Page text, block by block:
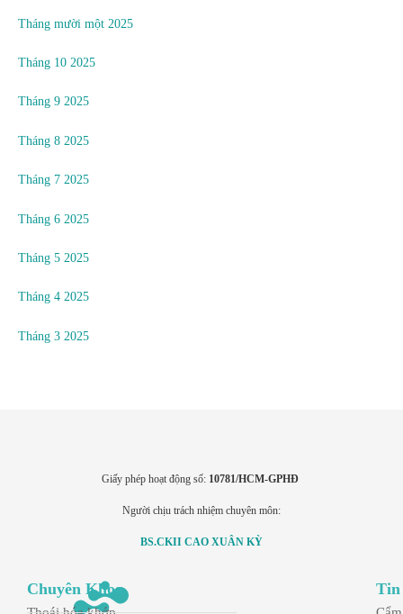
Tháng mười một 2025
Tháng 10 2025
Tháng 9 2025
Tháng 8 2025
Tháng 7 2025
Tháng 6 2025
Tháng 5 2025
Tháng 4 2025
Tháng 3 2025
Giấy phép hoạt động số: 10781/HCM-GPHĐ
Người chịu trách nhiệm chuyên môn:
BS.CKII CAO XUÂN KỲ
Chuyên Khoa Tin